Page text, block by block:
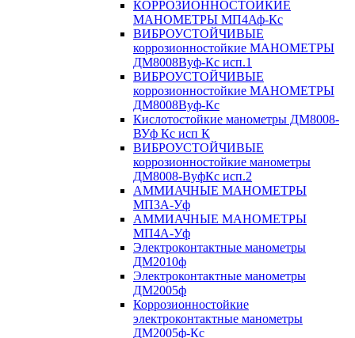
КОРРОЗИОННОСТОЙКИЕ
МАНОМЕТРЫ МП4Аф-Кс
ВИБРОУСТОЙЧИВЫЕ
коррозионностойкие МАНОМЕТРЫ
ДМ8008Вуф-Кс исп.1
ВИБРОУСТОЙЧИВЫЕ
коррозионностойкие МАНОМЕТРЫ
ДМ8008Вуф-Кс
Кислотостойкие манометры ДМ8008-
ВУф Кс исп К
ВИБРОУСТОЙЧИВЫЕ
коррозионностойкие манометры
ДМ8008-ВуфКс исп.2
АММИАЧНЫЕ МАНОМЕТРЫ
МП3А-Уф
АММИАЧНЫЕ МАНОМЕТРЫ
МП4А-Уф
Электроконтактные манометры
ДМ2010ф
Электроконтактные манометры
ДМ2005ф
Коррозионностойкие
электроконтактные манометры
ДМ2005ф-Кс